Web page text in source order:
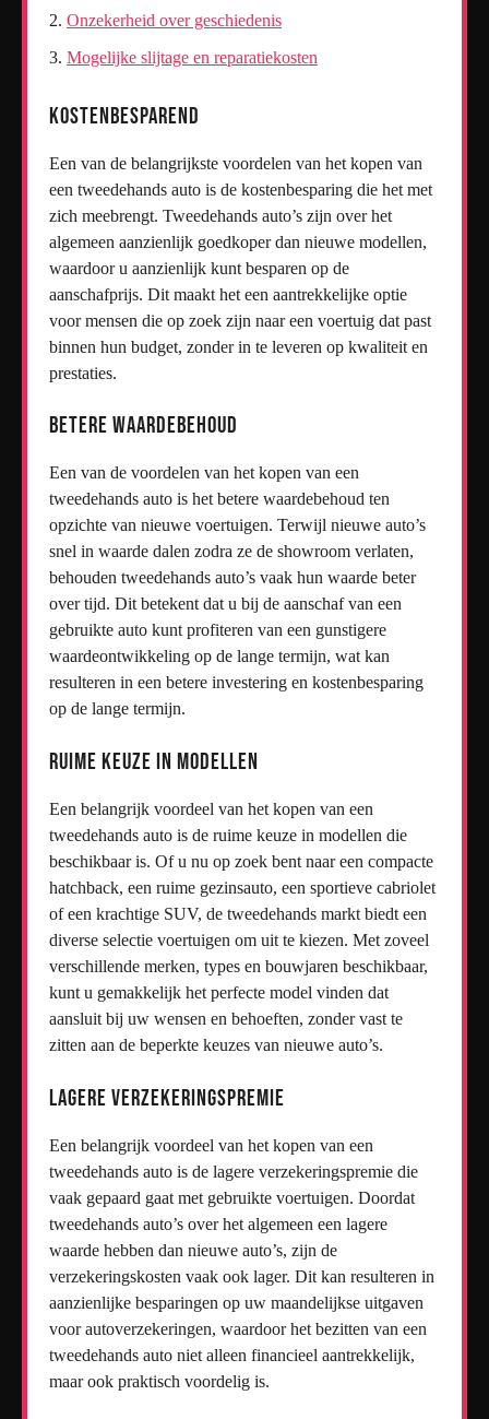
Onzekerheid over geschiedenis
Mogelijke slijtage en reparatiekosten
Kostenbesparend
Een van de belangrijkste voordelen van het kopen van
een tweedehands auto is de kostenbesparing die het met
zich meebrengt. Tweedehands auto’s zijn over het
algemeen aanzienlijk goedkoper dan nieuwe modellen,
waardoor u aanzienlijk kunt besparen op de
aanschafprijs. Dit maakt het een aantrekkelijke optie
voor mensen die op zoek zijn naar een voertuig dat past
binnen hun budget, zonder in te leveren op kwaliteit en
prestaties.
Betere waardebehoud
Een van de voordelen van het kopen van een
tweedehands auto is het betere waardebehoud ten
opzichte van nieuwe voertuigen. Terwijl nieuwe auto’s
snel in waarde dalen zodra ze de showroom verlaten,
behouden tweedehands auto’s vaak hun waarde beter
over tijd. Dit betekent dat u bij de aanschaf van een
gebruikte auto kunt profiteren van een gunstigere
waardeontwikkeling op de lange termijn, wat kan
resulteren in een betere investering en kostenbesparing
op de lange termijn.
Ruime keuze in modellen
Een belangrijk voordeel van het kopen van een
tweedehands auto is de ruime keuze in modellen die
beschikbaar is. Of u nu op zoek bent naar een compacte
hatchback, een ruime gezinsauto, een sportieve cabriolet
of een krachtige SUV, de tweedehands markt biedt een
diverse selectie voertuigen om uit te kiezen. Met zoveel
verschillende merken, types en bouwjaren beschikbaar,
kunt u gemakkelijk het perfecte model vinden dat
aansluit bij uw wensen en behoeften, zonder vast te
zitten aan de beperkte keuzes van nieuwe auto’s.
Lagere verzekeringspremie
Een belangrijk voordeel van het kopen van een
tweedehands auto is de lagere verzekeringspremie die
vaak gepaard gaat met gebruikte voertuigen. Doordat
tweedehands auto’s over het algemeen een lagere
waarde hebben dan nieuwe auto’s, zijn de
verzekeringskosten vaak ook lager. Dit kan resulteren in
aanzienlijke besparingen op uw maandelijkse uitgaven
voor autoverzekeringen, waardoor het bezitten van een
tweedehands auto niet alleen financieel aantrekkelijk,
maar ook praktisch voordelig is.